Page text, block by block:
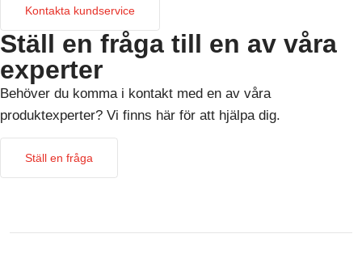
Kontakta kundservice
Ställ en fråga till en av våra
experter
Behöver du komma i kontakt med en av våra
produktexperter? Vi finns här för att hjälpa dig.
Ställ en fråga